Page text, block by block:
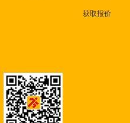
获取报价